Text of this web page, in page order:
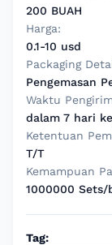
200 BUAH
Harga:
0.1-10 usd
Packaging
Pengemasan
Waktu
dalam 7 hari
Ketentuan
T/T
Kemampuan
1000000 Sets/
Tag: